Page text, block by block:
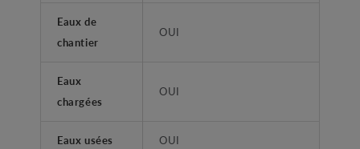
Eaux de
chantier
OUI
Eaux
chargées
OUI
Eaux usées OUI